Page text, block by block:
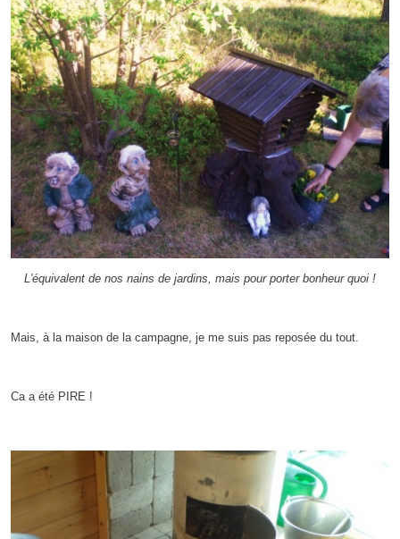
L'équivalent de nos nains de jardins, mais pour porter bonheur quoi !
Mais, à la maison de la campagne, je me suis pas reposée du tout.
Ca a été PIRE !